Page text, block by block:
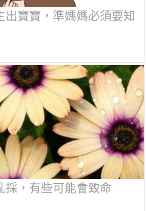
出寶寶，準媽媽必須要知
採，有些可能會致命